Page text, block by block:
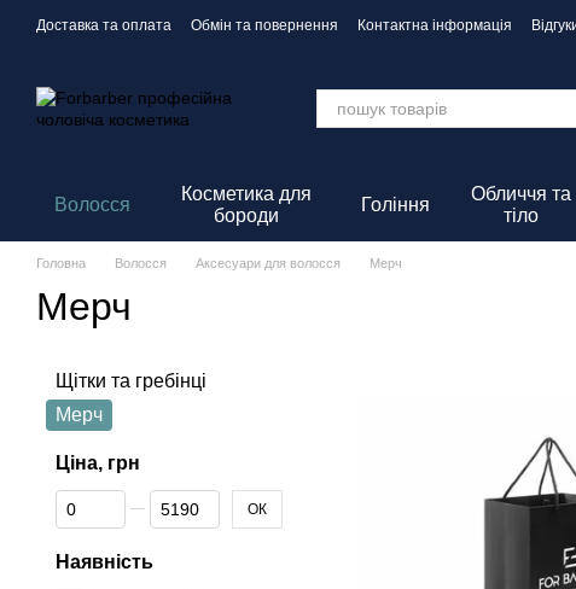
Перейти до основного контенту
Доставка та оплата Обмін та повернення Контактна інформація
Волосся
Косметика для
бороди
Гоління
Обличчя та
тіло
Головна Волосся Аксесуари для волосся Мерч
Мерч
Щітки та гребінці
Мерч
Ціна, грн
Від Ціна, грн
До Ціна, грн ОК
Наявність